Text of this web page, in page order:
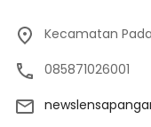
Kecamatan
085871026001